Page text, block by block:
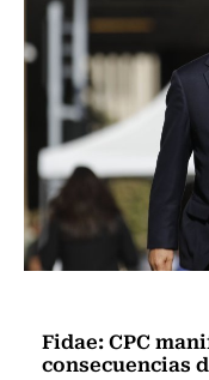
Fidae: CPC
consecuencias